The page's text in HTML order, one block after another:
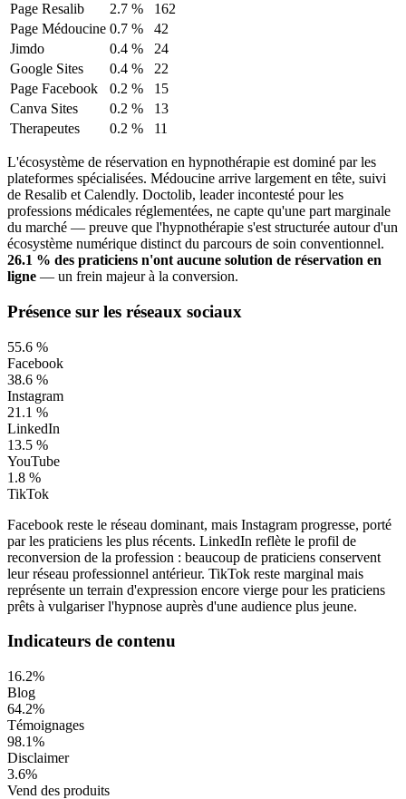
Page Resalib
2.7 %
162
Page Médoucine 0.7 %
42
Jimdo
0.4 %
24
Google Sites
0.4 %
22
Page Facebook
0.2 %
15
Canva Sites
0.2 %
13
Therapeutes
0.2 % 11
L'écosystème de réservation en hypnothérapie est dominé par les
plateformes spécialisées. Médoucine arrive largement en tête, suivi
de Resalib et Calendly. Doctolib, leader incontesté pour les
professions médicales réglementées, ne capte qu'une part marginale
du marché — preuve que l'hypnothérapie s'est structurée autour d'un
écosystème numérique distinct du parcours de soin conventionnel.
26.1 % des praticiens n'ont aucune solution de réservation en
ligne — un frein majeur à la conversion.
Présence sur les réseaux sociaux
55.6 %
Facebook
38.6 %
Instagram
21.1 %
LinkedIn
13.5 %
YouTube
1.8 %
TikTok
Facebook reste le réseau dominant, mais Instagram progresse, porté
par les praticiens les plus récents. LinkedIn reflète le profil de
reconversion de la profession : beaucoup de praticiens conservent
leur réseau professionnel antérieur. TikTok reste marginal mais
représente un terrain d'expression encore vierge pour les praticiens
prêts à vulgariser l'hypnose auprès d'une audience plus jeune.
Indicateurs de contenu
16.2%
Blog
64.2%
Témoignages
98.1%
Disclaimer
3.6%
Vend des produits